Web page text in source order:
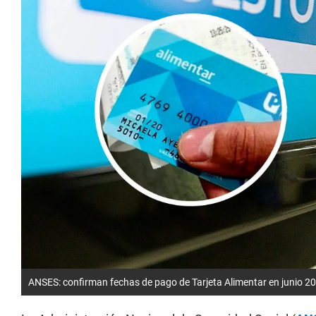
ANSES: confirman fechas de pago de Tarjeta Alimentar en junio